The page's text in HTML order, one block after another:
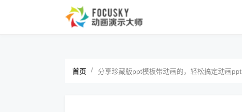
首页 / 分享珍藏版ppt模板带动画的，轻松搞定动画ppt